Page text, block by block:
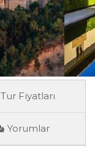
Tur Fiyatları
Yorumlar